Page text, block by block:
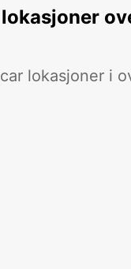
lokasjoner i